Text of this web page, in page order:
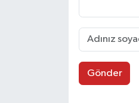
Gönder